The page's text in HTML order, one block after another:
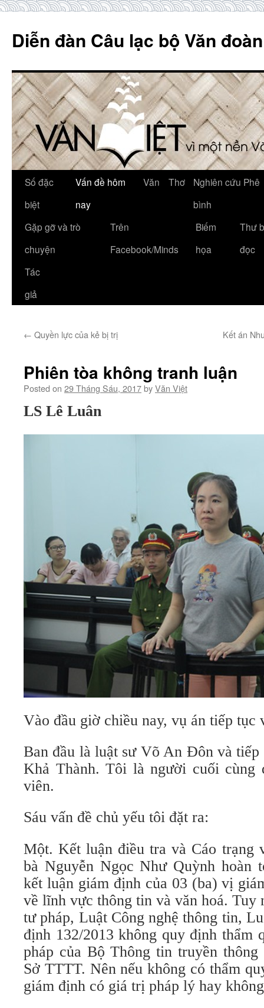
content
Diễn đàn Câu lạc bộ Văn
Số đặc
biệt
Vấn đề hôm
nay
Văn Thơ
Nghiên cứu Phê
bình
Gặp gỡ và trò
chuyện
Trên
Facebook/Minds
Biếm
họa
Thư
đọc
Tác
giả
← Quyền lực của kẻ bị trị Kết án
Phiên tòa không tranh luận
Posted on 29 Tháng Sáu, 2017byVăn Việt
LS Lê Luân
Vào đầu giờ chiều nay, vụ án tiếp tục
Ban đầu là luật sư Võ An Đôn và tiếp
Khả Thành. Tôi là người cuối cùng
viên.
Sáu vấn đề chủ yếu tôi đặt ra:
Một. Kết luận điều tra và Cáo trạng
bà Nguyễn Ngọc Như Quỳnh hoàn
kết luận giám định của 03 (ba) vị
về lĩnh vực thông tin và văn hoá. Tuy
tư pháp, Luật Công nghệ thông tin,
định 132/2013 không quy định thẩm
pháp của Bộ Thông tin truyền
Sở TTTT. Nên nếu không có thẩm
giám định có giá trị pháp lý hay